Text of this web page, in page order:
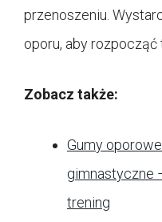
przenoszeniu.
oporu, aby rozpocząć
Zobacz także:
Gumy
gimnastyczne
trening